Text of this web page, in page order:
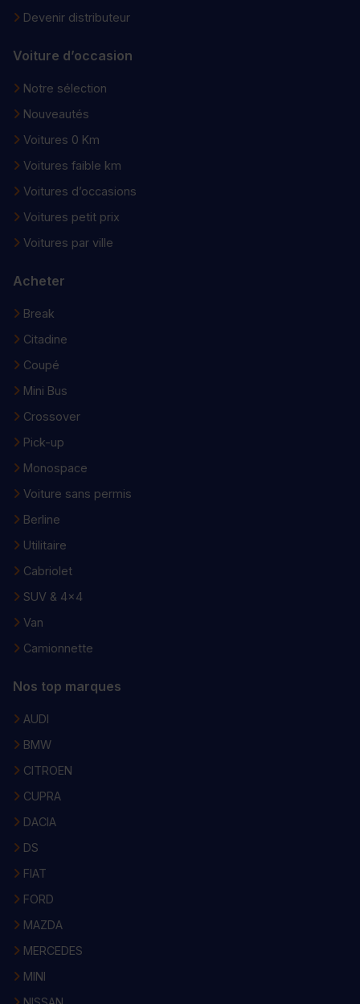
Devenir distributeur
Voiture d’occasion
Notre sélection
Nouveautés
Voitures 0 Km
Voitures faible km
Voitures d’occasions
Voitures petit prix
Voitures par ville
Acheter
Break
Citadine
Coupé
Mini Bus
Crossover
Pick-up
Monospace
Voiture sans permis
Berline
Utilitaire
Cabriolet
SUV & 4x4
Van
Camionnette
Nos top marques
AUDI
BMW
CITROEN
CUPRA
DACIA
DS
FIAT
FORD
MAZDA
MERCEDES
MINI